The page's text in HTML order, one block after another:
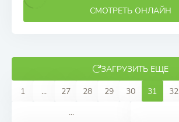
СМОТРЕТЬ ОНЛАЙН
ЗАГРУЗИТЬ ЕЩЕ
1
... 27 28 29 30 31 32
...